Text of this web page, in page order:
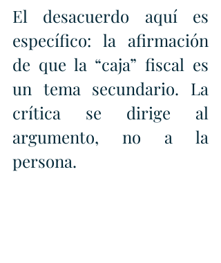
El desacuerdo aquí es
específico: la afirmación
de que la “caja” fiscal es
un tema secundario. La
crítica se dirige al
argumento, no a la
persona.